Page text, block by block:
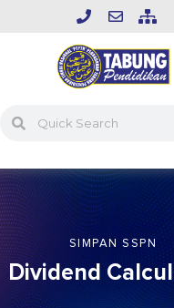
SIMPAN SSPN
Dividend